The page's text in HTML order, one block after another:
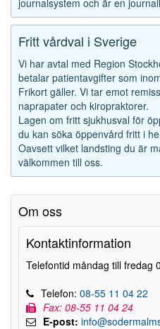
journalsystem och är en
Fritt vårdval i Sverige
Vi har avtal med Region
betalar patientavgifter som
Frikort gäller. Vi tar emot
naprapater och kiropraktorer.
Lagen om fritt sjukhusval för
du kan söka öppenvård fritt i
Oavsett vilket landsting du är
välkommen till oss.
Om oss
Kontaktinformation
Telefontid måndag till fredag
Telefon: 08-55 11 04 22
Fax: 08-55 11 04 24
E-post: